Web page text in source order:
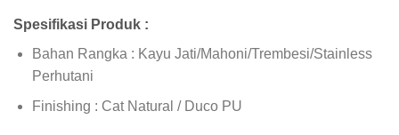
Spesifikasi Produk :
Bahan Rangka : Kayu Jati/Mahoni/Trembesi/Stainless
Perhutani
Finishing : Cat Natural / Duco PU